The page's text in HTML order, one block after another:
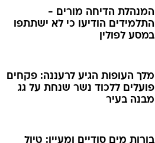
המנהלת הדיחה מורים -
התלמידים הודיעו כי לא ישתתפו
במסע לפולין
מלך העופות הגיע לרעננה: פקחים
פועלים ללכוד נשר שנחת על גג
מבנה בעיר
בורות מים סודיים ומעיין: טיול